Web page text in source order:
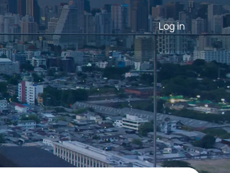
Log in